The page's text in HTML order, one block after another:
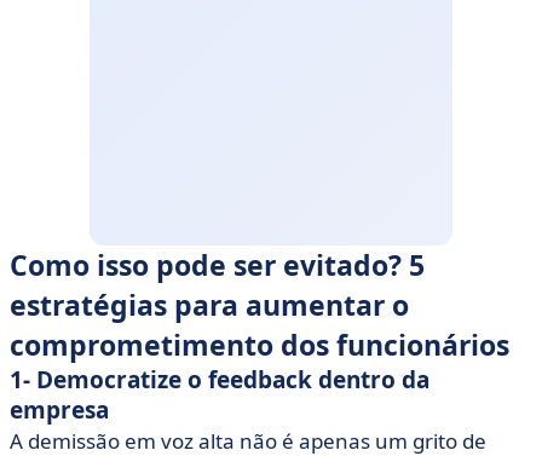
Como isso pode ser evitado? 5
estratégias para aumentar o
comprometimento dos funcionários
1- Democratize o feedback dentro da
empresa
A demissão em voz alta não é apenas um grito de